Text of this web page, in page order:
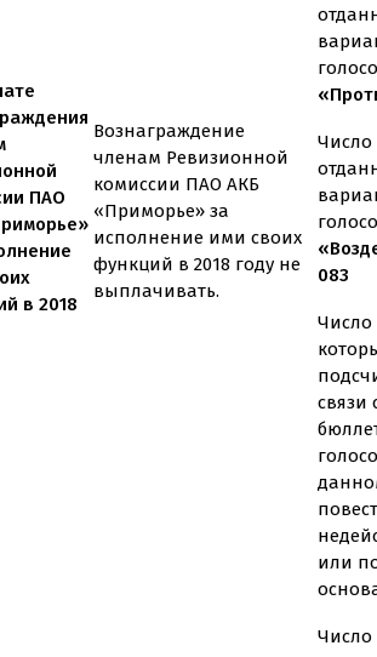
ПАО
в 2018
Вознаграждение
членам Ревизионной
комиссии ПАО АКБ
«Приморье» за
исполнение ими своих
функций в 2018 году не
выплачивать.
Число
083
Число
связи
или
Число